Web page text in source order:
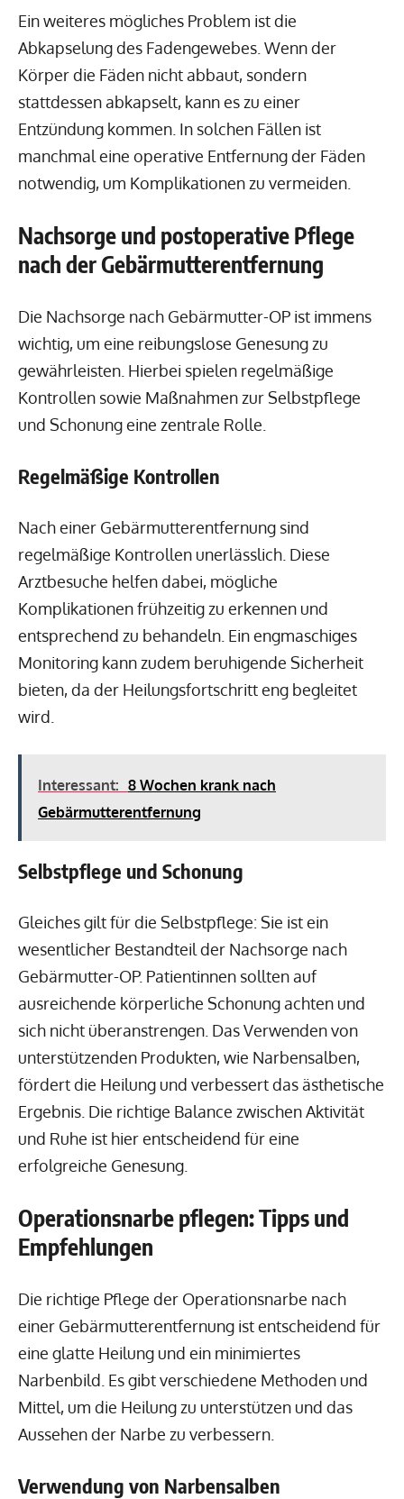
Ein weiteres mögliches Problem ist die
Abkapselung des Fadengewebes. Wenn der
Körper die Fäden nicht abbaut, sondern
stattdessen abkapselt, kann es zu einer
Entzündung kommen. In solchen Fällen ist
manchmal eine operative Entfernung der Fäden
notwendig, um Komplikationen zu vermeiden.
Nachsorge und postoperative Pflege
nach der Gebärmutterentfernung
Die Nachsorge nach Gebärmutter-OP ist immens
wichtig, um eine reibungslose Genesung zu
gewährleisten. Hierbei spielen regelmäßige
Kontrollen sowie Maßnahmen zur Selbstpflege
und Schonung eine zentrale Rolle.
Regelmäßige Kontrollen
Nach einer Gebärmutterentfernung sind
regelmäßige Kontrollen unerlässlich. Diese
Arztbesuche helfen dabei, mögliche
Komplikationen frühzeitig zu erkennen und
entsprechend zu behandeln. Ein engmaschiges
Monitoring kann zudem beruhigende Sicherheit
bieten, da der Heilungsfortschritt eng begleitet
wird.
Interessant: 8 Wochen krank nach
Gebärmutterentfernung
Selbstpflege und Schonung
Gleiches gilt für die Selbstpflege: Sie ist ein
wesentlicher Bestandteil der Nachsorge nach
Gebärmutter-OP. Patientinnen sollten auf
ausreichende körperliche Schonung achten und
sich nicht überanstrengen. Das Verwenden von
unterstützenden Produkten, wie Narbensalben,
fördert die Heilung und verbessert das ästhetische
Ergebnis. Die richtige Balance zwischen Aktivität
und Ruhe ist hier entscheidend für eine
erfolgreiche Genesung.
Operationsnarbe pflegen: Tipps und
Empfehlungen
Die richtige Pflege der Operationsnarbe nach
einer Gebärmutterentfernung ist entscheidend für
eine glatte Heilung und ein minimiertes
Narbenbild. Es gibt verschiedene Methoden und
Mittel, um die Heilung zu unterstützen und das
Aussehen der Narbe zu verbessern.
Verwendung von Narbensalben